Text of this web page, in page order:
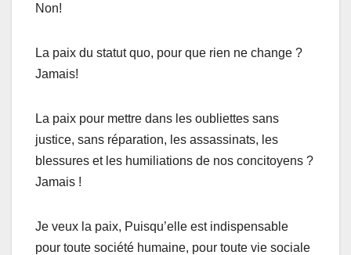
Non!
La paix du statut quo, pour que rien ne change ?
Jamais!
La paix pour mettre dans les oubliettes sans
justice, sans réparation, les assassinats, les
blessures et les humiliations de nos concitoyens ?
Jamais !
Je veux la paix, Puisqu’elle est indispensable
pour toute société humaine, pour toute vie sociale